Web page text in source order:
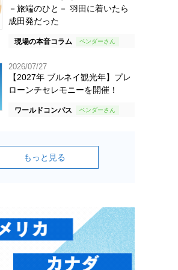
－旅端のひと－ 羽田に着いたら
成田発だった
現場の本音コラム
2026/07/27
【2027年 ブルネイ観光年】プレ
ローンチセレモニーを開催！
ワールドコンパス
もっと見る